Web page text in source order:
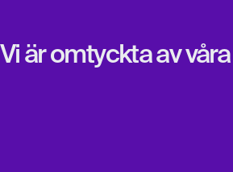
Vi är omtyckta av